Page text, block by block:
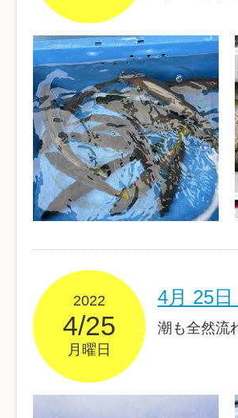
2022
4/25
月曜日
4月 25
潮も全然流